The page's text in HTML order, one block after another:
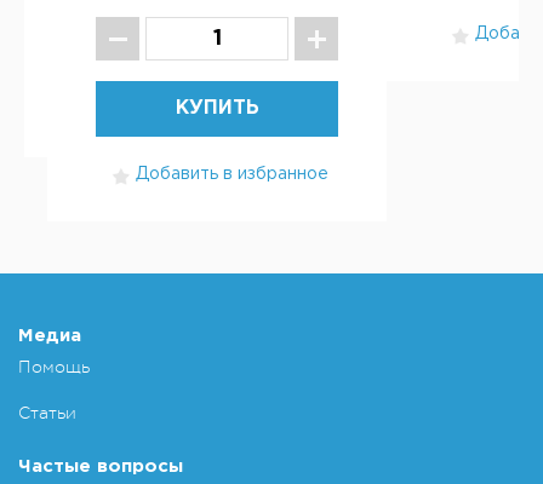
КУПИТЬ
Добавить в избранное
Медиа
Помощь
Статьи
Частые вопросы